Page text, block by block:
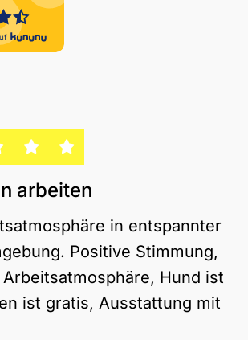
arbeiten
in entspannter
Positive Stimmung,
Hund ist
ist gratis, Ausstattung mit